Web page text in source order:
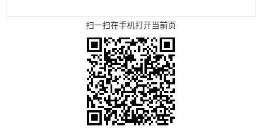
扫一扫在手机打开当前页